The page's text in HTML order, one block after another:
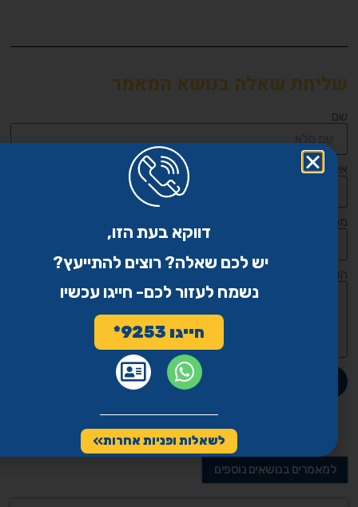
שליחת שאלה בנושא המאמר
שם
אימייל
מספר טלפון לחזרה
הודעה
חזרו אלי
למאמרים בנושאים נוספים
דווקא בעת הזו,
יש לכם שאלה? רוצים להתייעץ?
נשמח לעזור לכם- חייגו עכשיו
חייגו 9253*
לשאלות ופניות אחרות